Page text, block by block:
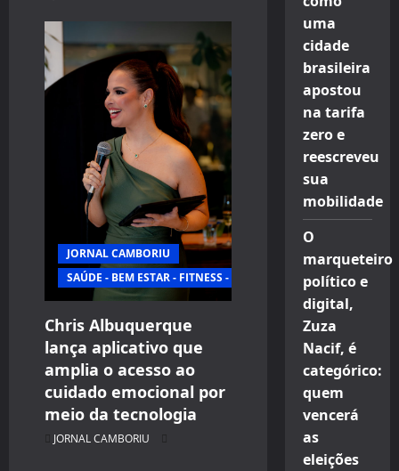
JORNAL CAMBORIU
SAÚDE - BEM ESTAR - FITNESS - ESPORTE
Chris Albuquerque
lança aplicativo que
amplia o acesso ao
cuidado emocional por
meio da tecnologia
JORNAL CAMBORIU
uma
cidade
brasileira
apostou
na tarifa
zero e
reescreveu
sua
mobilidade
O
marqueteiro
político e
digital,
Zuza
Nacif, é
categórico:
quem
vencerá
as
eleições